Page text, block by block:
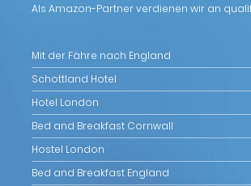
Als Amazon-Partner verdienen wir an
Mit der Fähre nach England
Schottland Hotel
Hotel London
Bed and Breakfast Cornwall
Hostel London
Bed and Breakfast England